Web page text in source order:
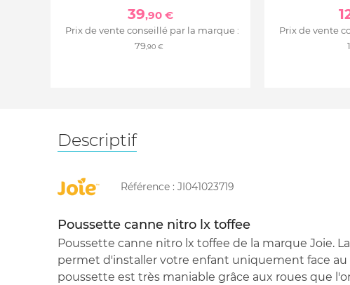
39,90 €
Prix de vente conseillé par la marque :
79,90 €
Prix de vente
Descriptif
Référence : JI041023719
Poussette canne nitro lx toffee
Poussette canne nitro lx toffee de la marque Joie.
permet d'installer votre enfant uniquement face au
poussette est très maniable grâce aux roues que